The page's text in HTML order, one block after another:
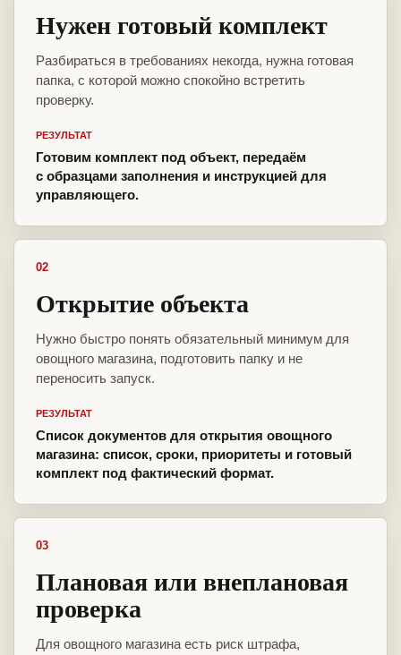
Нужен готовый комплект
Разбираться в требованиях некогда, нужна готовая
папка, с которой можно спокойно встретить
проверку.
РЕЗУЛЬТАТ
Готовим комплект под объект, передаём
с образцами заполнения и инструкцией для
управляющего.
02
Открытие объекта
Нужно быстро понять обязательный минимум для
овощного магазина, подготовить папку и не
переносить запуск.
РЕЗУЛЬТАТ
Список документов для открытия овощного
магазина: список, сроки, приоритеты и готовый
комплект под фактический формат.
03
Плановая или внеплановая
проверка
Для овощного магазина есть риск штрафа,